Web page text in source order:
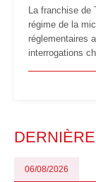
La franchise de
régime de la
réglementaires
interrogations
facturation ou
06/08/2026